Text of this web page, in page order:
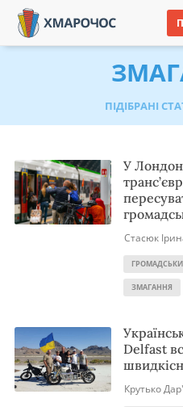
ПІДІБРАНІ
У
Стасюк
ЗМАГАННЯ
Delfast
Крутько